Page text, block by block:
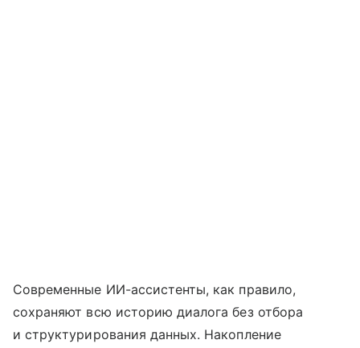
Современные ИИ-ассистенты, как правило,
сохраняют всю историю диалога без отбора
и структурирования данных. Накопление